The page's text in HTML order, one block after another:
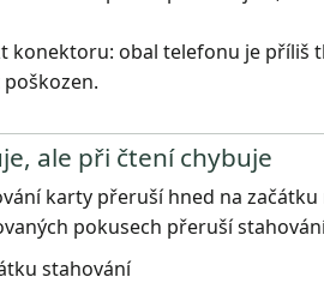
konektoru: obal telefonu je příliš
ale při čtení chybuje
karty přeruší hned na
pokusech přeruší
stahování